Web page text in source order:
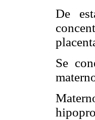
De
Se